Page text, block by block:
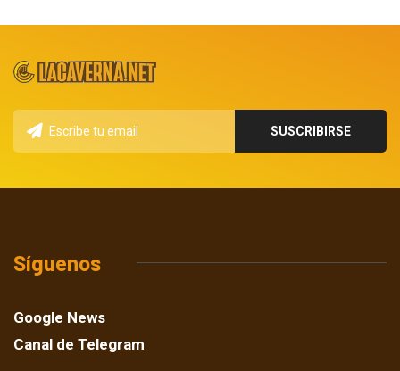
Síguenos
Google News
Canal de Telegram